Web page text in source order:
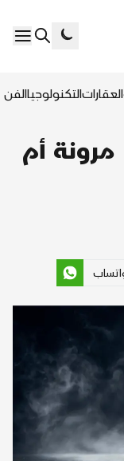
العقاراتالتكنولوجياالفن
مرونة أم